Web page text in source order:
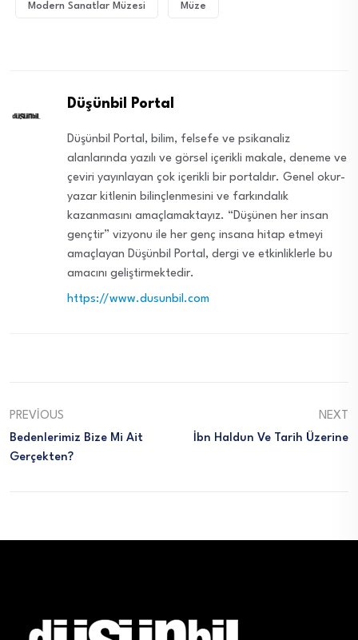
Modern Sanatlar Müzesi Müze
Düşünbil Portal
Düşünbil Portal, bilim, felsefe ve psikanaliz
alanlarında yazılı ve görsel içerikli makale, deneme ve
çeviri yayınlayan çok içerikli bir portaldır. Genel okur-
yazar kitlenin bilinçlenmesini ve farkındalık
kazanmasını amaçlamaktayız. “Düşünen her insan
gençtir” vizyonu ile her genç insana hitap etmeyi
amaçlayan Düşünbil Portal, dergi ve etkinliklerle bu
amacını geliştirmektedir.
https://www.dusunbil.com
PREVIOUS
Bedenlerimiz Bize Mi Ait
Gerçekten?
NEXT
İbn Haldun Ve Tarih Üzerine